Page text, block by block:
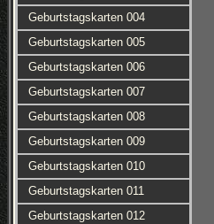
Geburtstagskarten 004
Geburtstagskarten 005
Geburtstagskarten 006
Geburtstagskarten 007
Geburtstagskarten 008
Geburtstagskarten 009
Geburtstagskarten 010
Geburtstagskarten 011
Geburtstagskarten 012